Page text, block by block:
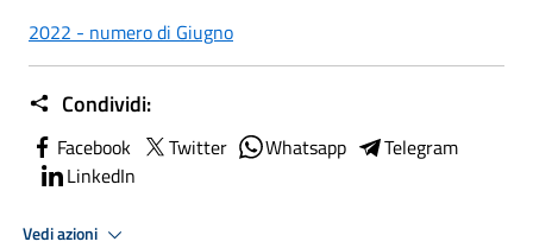
2022 - numero di Giugno
Condividi:
Facebook Twitter Whatsapp
Telegram
LinkedIn
Vedi azioni